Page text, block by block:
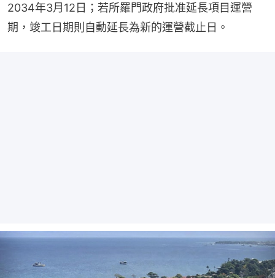
2034年3月12日；若所羅門政府批准延長項目運營
期，竣工日期則自動延長為新的運營截止日。